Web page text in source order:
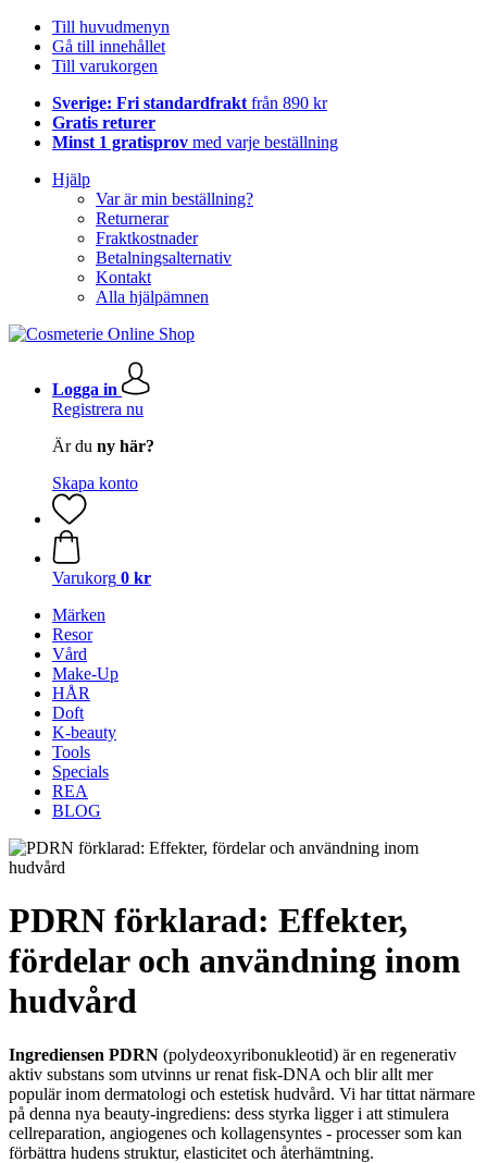
Till huvudmenyn
Gå till innehållet
Till varukorgen
Sverige: Fri standardfrakt från 890 kr
Gratis returer
Minst 1 gratisprov med varje beställning
Hjälp
Var är min beställning?
Returnerar
Fraktkostnader
Betalningsalternativ
Kontakt
Alla hjälpämnen
Logga in
Registrera nu
Är du ny här?
Skapa konto
Varukorg 0 kr
Märken
Resor
Vård
Make-Up
HÅR
Doft
K-beauty
Tools
Specials
REA
BLOG
PDRN förklarad: Effekter,
fördelar och användning inom
hudvård
Ingrediensen PDRN (polydeoxyribonukleotid) är en regenerativ
aktiv substans som utvinns ur renat fisk-DNA och blir allt mer
populär inom dermatologi och estetisk hudvård. Vi har tittat närmare
på denna nya beauty-ingrediens: dess styrka ligger i att stimulera
cellreparation, angiogenes och kollagensyntes - processer som kan
förbättra hudens struktur, elasticitet och återhämtning.